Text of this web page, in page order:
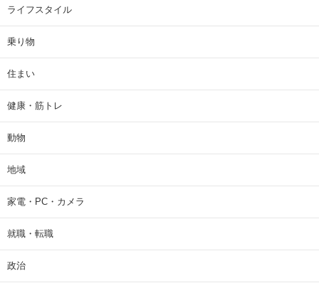
ライフスタイル
乗り物
住まい
健康・筋トレ
動物
地域
家電・PC・カメラ
就職・転職
政治